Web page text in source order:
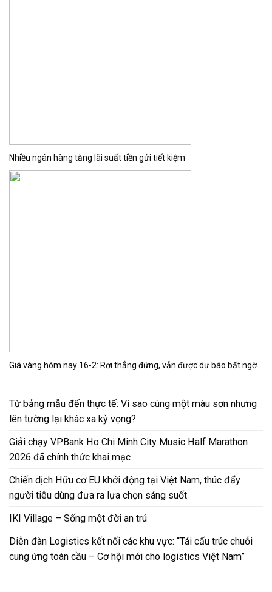
Nhiều ngân hàng tăng lãi suất tiền gửi tiết kiệm
Giá vàng hôm nay 16-2: Rơi thẳng đứng, vẫn được dự báo bất ngờ
Từ bảng mẫu đến thực tế: Vì sao cùng một màu sơn nhưng
lên tường lại khác xa kỳ vọng?
Giải chạy VPBank Ho Chi Minh City Music Half Marathon
2026 đã chính thức khai mạc
Chiến dịch Hữu cơ EU khởi động tại Việt Nam, thúc đẩy
người tiêu dùng đưa ra lựa chọn sáng suốt
IKI Village – Sống một đời an trú
Diễn đàn Logistics kết nối các khu vực: “Tái cấu trúc chuỗi
cung ứng toàn cầu – Cơ hội mới cho logistics Việt Nam”